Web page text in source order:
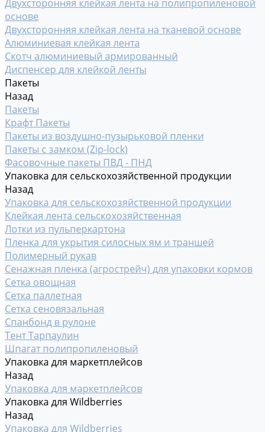
Двухсторонняя клейкая лента на полипропиленовой
основе
Двухсторонняя клейкая лента на тканевой основе
Алюминиевая клейкая лента
Скотч алюминиевый армированный
Диспенсер для клейкой ленты
Пакеты
Назад
Пакеты
Крафт Пакеты
Пакеты из воздушно-пузырьковой пленки
Пакеты с замком (Zip-lock)
Фасовочные пакеты ПВД - ПНД
Упаковка для сельскохозяйственной продукции
Назад
Упаковка для сельскохозяйственной продукции
Клейкая лента сельскохозяйственная
Лотки из пульперкартона
Пленка для укрытия силосных ям и траншей
Полимерный рукав
Сенажная пленка (агрострейч) для упаковки кормов
Сетка овощная
Сетка паллетная
Сетка сеновязальная
Спанбонд в рулоне
Тент Тарпаулин
Шпагат полипропиленовый
Упаковка для маркетплейсов
Назад
Упаковка для маркетплейсов
Упаковка для Wildberries
Назад
Упаковка для Wildberries